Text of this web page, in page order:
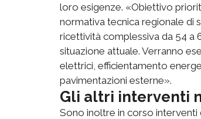
loro esigenze. «Obiettivo
normativa tecnica regionale di
ricettività complessiva da 54 a
situazione attuale. Verranno
elettrici, efficientamento
pavimentazioni esterne».
Gli altri interventi
Sono inoltre in corso